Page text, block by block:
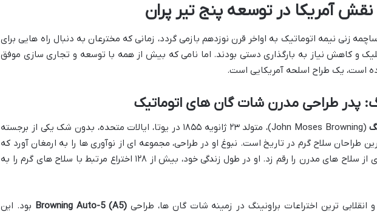
نقش آمریکا در توسعه پنج تیر پران
زنی نیمه اتوماتیک به اواخر قرن نوزدهم بازمی گردد، زمانی که مخترعان به دنبال راه هایی برای
و کاهش نیاز به بارگذاری دستی بودند. اما نامی که بیش از همه با توسعه و تجاری سازی موفق
است، یک طراح اسلحه آمریکایی است.
پدر طراحی مدرن شات گان های اتوماتیک
(John Moses Browning)، متولد ۲۳ ژانویه ۱۸۵۵ در یوتا، ایالات متحده، بدون شک یکی از برجسته
طراحان سلاح گرم در تاریخ است. نبوغ او در طراحی، مجموعه ای از نوآوری ها را به ارمغان آورد که
شکل گیری بسیاری از سلاح های مدرن را رقم زد. او در طول زندگی خود، بیش از ۱۲۸ اختراع مرتبط با سلاح های گرم را به
انقلابی ترین اختراعات براونینگ در زمینه شات گان ها، طراحیBrowning Auto-5 (A5) بود. این